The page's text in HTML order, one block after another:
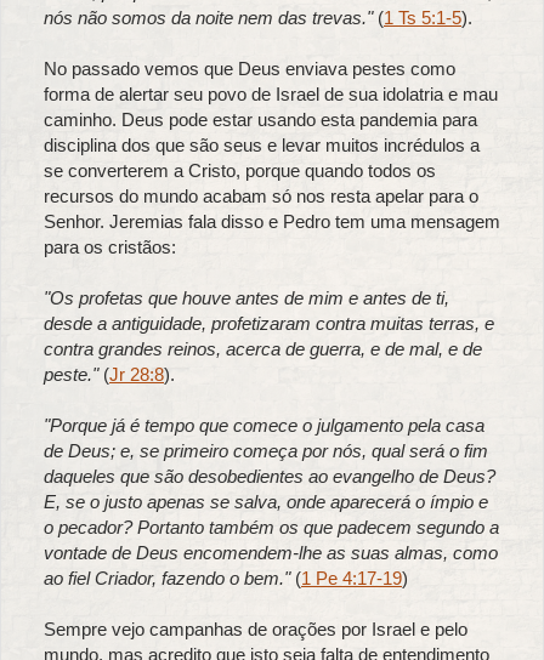
nós não somos da noite nem das trevas." (1 Ts 5:1-5).
No passado vemos que Deus enviava pestes como
forma de alertar seu povo de Israel de sua idolatria e mau
caminho. Deus pode estar usando esta pandemia para
disciplina dos que são seus e levar muitos incrédulos a
se converterem a Cristo, porque quando todos os
recursos do mundo acabam só nos resta apelar para o
Senhor. Jeremias fala disso e Pedro tem uma mensagem
para os cristãos:
"Os profetas que houve antes de mim e antes de ti,
desde a antiguidade, profetizaram contra muitas terras, e
contra grandes reinos, acerca de guerra, e de mal, e de
peste." (Jr 28:8).
"Porque já é tempo que comece o julgamento pela casa
de Deus; e, se primeiro começa por nós, qual será o fim
daqueles que são desobedientes ao evangelho de Deus?
E, se o justo apenas se salva, onde aparecerá o ímpio e
o pecador? Portanto também os que padecem segundo a
vontade de Deus encomendem-lhe as suas almas, como
ao fiel Criador, fazendo o bem."(1 Pe 4:17-19)
Sempre vejo campanhas de orações por Israel e pelo
mundo, mas acredito que isto seja falta de entendimento